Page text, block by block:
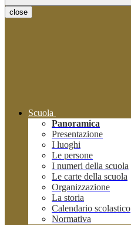
close
Scuola
Panoramica
Presentazione
I luoghi
Le persone
I numeri della scuola
Le carte della scuola
Organizzazione
La storia
Calendario scolastico
Normativa